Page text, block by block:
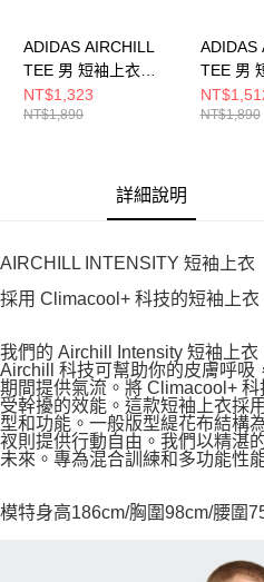
ADIDAS AIRCHILL
TEE 男 短袖上衣
JI8195
NT$1,323
NT$1,890
ADIDAS
TEE 男
KT3260
NT$1,890
詳細說明
AIRCHILL INTENSITY 短袖上衣
採用 Climacool+ 科技的短袖上
我們的 Airchill Intensity 短袖上衣
Airchill 科技可幫助你的皮膚呼吸
期間提供氣流。將 Climacool+
受幹擾的效能。這款短袖上衣採
型和功能。一般版型緹花布結構
衩則提供行動自由。我們以精湛
未來。專為混合訓練和多功能性
模特身高186cm/胸圍98cm/腰圍